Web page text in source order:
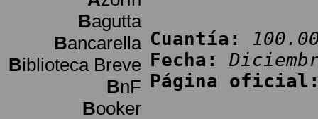
Bagutta
Bancarella
Biblioteca Breve
BnF
Booker
Cuantía:
Fecha:
Página